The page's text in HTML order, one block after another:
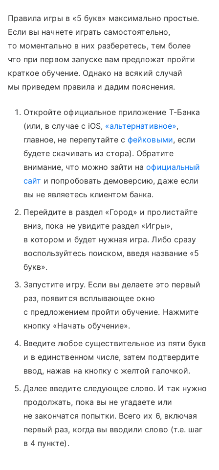
Правила игры в «5 букв» максимально простые.
Если вы начнете играть самостоятельно,
то моментально в них разберетесь, тем более
что при первом запуске вам предложат пройти
краткое обучение. Однако на всякий случай
мы приведем правила и дадим пояснения.
Откройте официальное приложение Т-Банка
(или, в случае с iOS, «альтернативное»,
главное, не перепутайте сфейковыми, если
будете скачивать из стора). Обратите
внимание, что можно зайти наофициальный
сайт и попробовать демоверсию, даже если
вы не являетесь клиентом банка.
Перейдите в раздел «Город» и пролистайте
вниз, пока не увидите раздел «Игры»,
в котором и будет нужная игра. Либо сразу
воспользуйтесь поиском, введя название «5
букв».
Запустите игру. Если вы делаете это первый
раз, появится всплывающее окно
с предложением пройти обучение. Нажмите
кнопку «Начать обучение».
Введите любое существительное из пяти букв
и в единственном числе, затем подтвердите
ввод, нажав на кнопку с желтой галочкой.
Далее введите следующее слово. И так нужно
продолжать, пока вы не угадаете или
не закончатся попытки. Всего их 6, включая
первый раз, когда вы вводили слово (т.е. шаг
в 4 пункте).